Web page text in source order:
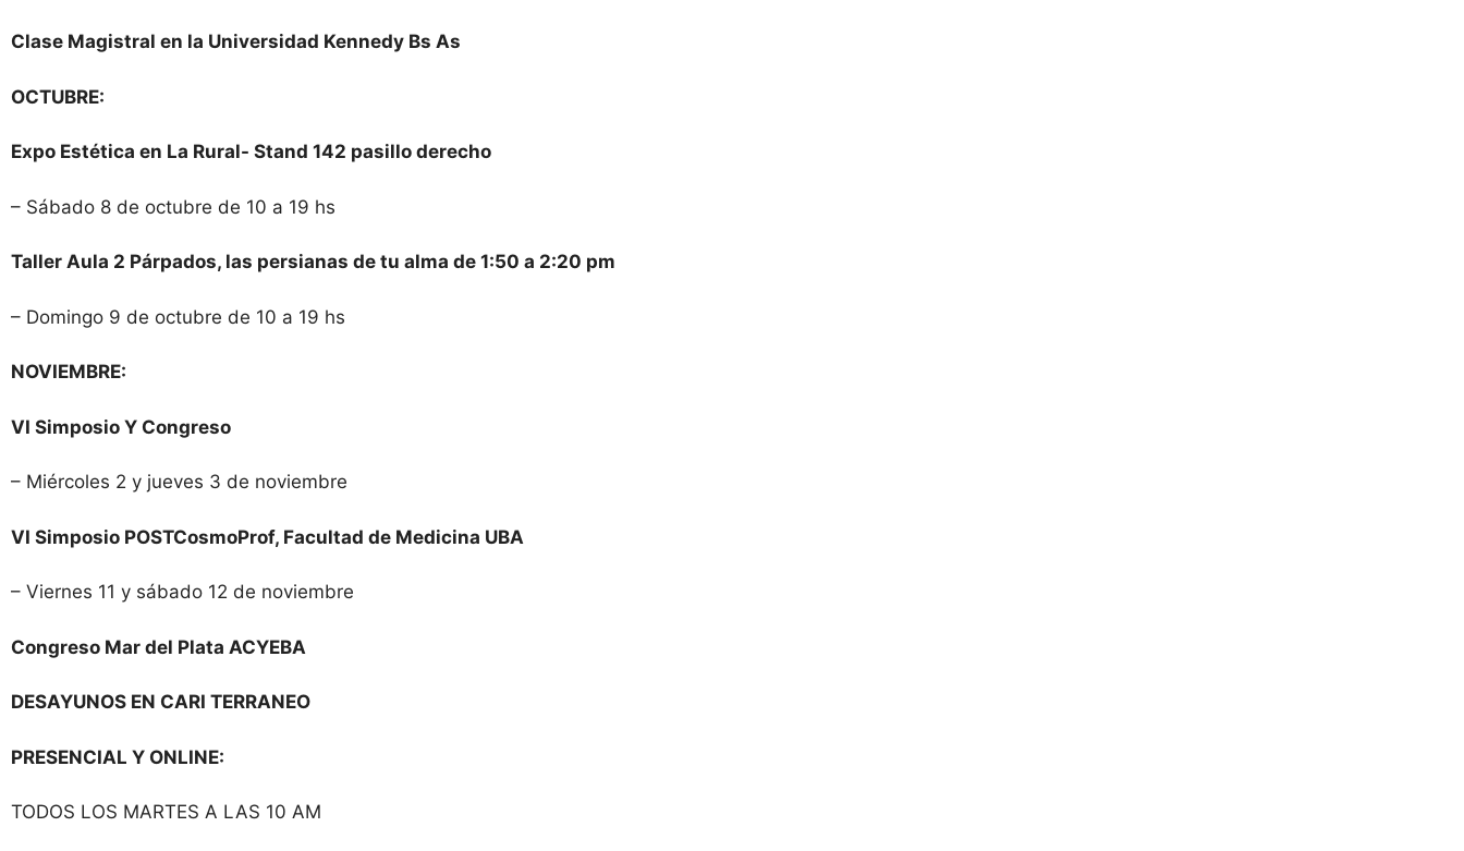
Clase Magistral en la Universidad Kennedy Bs As
OCTUBRE:
Expo Estética en La Rural- Stand 142 pasillo derecho
– Sábado 8 de octubre de 10 a 19 hs
Taller Aula 2 Párpados, las persianas de tu alma de 1:50 a 2:20 pm
– Domingo 9 de octubre de 10 a 19 hs
NOVIEMBRE:
VI Simposio Y Congreso
– Miércoles 2 y jueves 3 de noviembre
VI Simposio POSTCosmoProf, Facultad de Medicina UBA
– Viernes 11 y sábado 12 de noviembre
Congreso Mar del Plata ACYEBA
DESAYUNOS EN CARI TERRANEO
PRESENCIAL Y ONLINE:
TODOS LOS MARTES A LAS 10 AM